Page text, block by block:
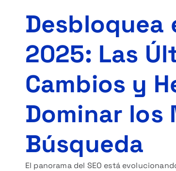
Desbloquea
2025: Las
Cambios y
Dominar los
Búsqueda
El panorama del SEO está